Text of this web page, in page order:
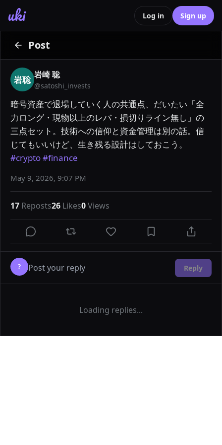
uki Log in Sign up
Post
岩聡 岩崎 聡
@satoshi_invests
暗号資産で退場していく人の共通点、だいたい「全
力ロング・現物以上のレバ・損切りライン無し」の
三点セット。技術への信仰と資金管理は別の話。信
#crypto#finance
May 9, 2026, 9:07 PM
17 Reposts26 Likes0Views
? Reply
Loading replies...